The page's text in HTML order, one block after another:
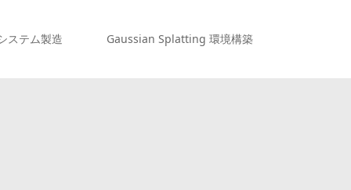
ステム製造 Gaussian Splatting 環境構築